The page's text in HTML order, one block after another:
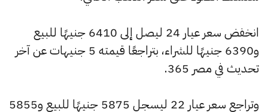
انخفض سعر عيار 24 ليصل إلى 6410 جنيهًا للبيع
و6390 جنيهًا للشراء، بتراجعًا قيمته 5 جنيهات عن آخر
تحديث في مصر 365.
وتراجع سعر عيار 22 ليسجل 5875 جنيهًا للبيع و5855